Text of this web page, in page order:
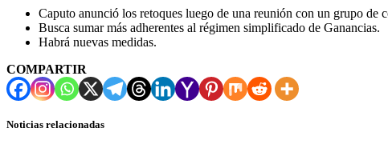
Caputo anunció los retoques luego de una reunión con un grupo de
Busca sumar más adherentes al régimen simplificado de Ganancias.
Habrá nuevas medidas.
COMPARTIR
Noticias relacionadas